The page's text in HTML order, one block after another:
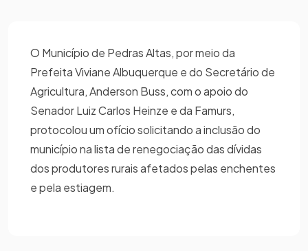
O Município de Pedras Altas, por meio da
Prefeita Viviane Albuquerque e do Secretário de
Agricultura, Anderson Buss, com o apoio do
Senador Luiz Carlos Heinze e da Famurs,
protocolou um ofício solicitando a inclusão do
município na lista de renegociação das dívidas
dos produtores rurais afetados pelas enchentes
e pela estiagem.